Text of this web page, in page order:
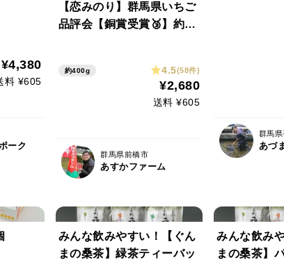
¥4,380
料 ¥605
ーク
【恋みのり】群馬県いちご
品評会【銅賞受賞🥉】約40
成人祝い】
約400g 4.5(58件)
¥2,680
送料 ¥605
群馬県前橋市
あすかファーム
群馬
あづ
みんな飲みやすい！【ぐん
まの桑茶】緑茶ティーバッ
みんな飲み
まの桑茶】